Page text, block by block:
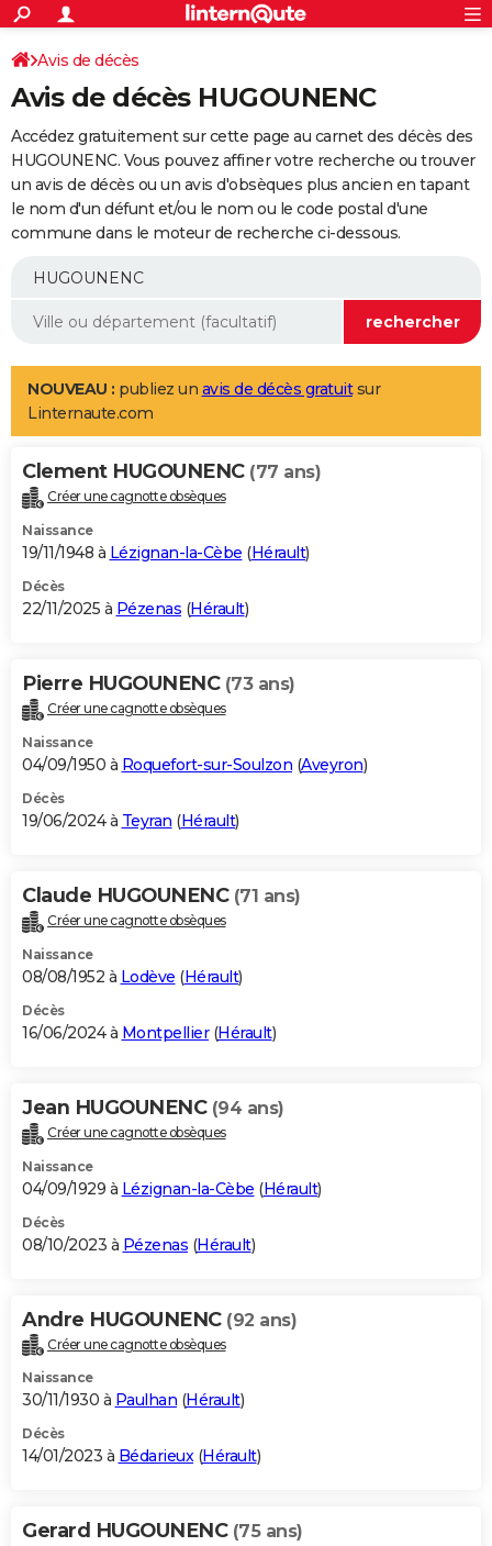
ACTUALITÉS
Politique
Société
Faits Divers
Education
Monde
Villes
+
SPORT
Coupe du monde 2026
Football
Tennis
Cyclisme
Rugby
Forum
Programme TV
TNT
Streaming
Cinéma
Sorties cinéma
Musique
+
FINANCE
Impôts
Immobilier
Risques naturels par ville
Banque
Assurance
Crédit
AUTO
Essais
Réserver un essai
Citadines
Berlines
SUV
Forum auto
+
Mobiles
Meilleur smartphone
Internet
Ordinateurs
Jeux vidéo
Guide high-tech
Aménagement intérieur
LIFESTYLE
Art de vivre
Bien-être
Loisirs
Mode
Modes de vie
Alimentation
Guide de la santé
Maladies
Médicaments
Sommeil
VOYAGE
Destinations
City break
Voyage nature
Voyage de noces
Forum
Climat
+PHOTO
GUIDES D'ACHAT
BONS PLANS
Carte de Noël
Carte Bonne année
Carte Saint-Valentin
Carte Pâques
Carte d'anniversaire
DICTIONNAIRE
Dictionnaire
Biographies
Citations
Expressions
Proverbes
PROGRAMME TV
S'inscrire
Se connecter
Lycées
Collèges
Primaires
Universités
Entreprises
Service militaire
Avis de recherche
AVIS DE DÉCÈS
Bricolage
Lifestyle
Culture
Sport
Auto
Television
Voyage
Cinema
Avis de décès
Avis de décès HUGOUNENC
Accédez gratuitement sur cette page au carnet des décès des
HUGOUNENC. Vous pouvez affiner votre recherche ou trouver
un avis de décès ou un avis d'obsèques plus ancien en tapant
le nom d'un défunt et/ou le nom ou le code postal d'une
commune dans le moteur de recherche ci-dessous.
NOUVEAU : publiez un avis de décès gratuitsur
Linternaute.com
Clement HUGOUNENC (77 ans)
Créer une cagnotte obsèques
Naissance
19/11/1948 à Lézignan-la-Cèbe (Hérault)
Décès
22/11/2025 à Pézenas (Hérault)
Pierre HUGOUNENC (73 ans)
Créer une cagnotte obsèques
Naissance
04/09/1950 à Roquefort-sur-Soulzon (Aveyron)
Décès
19/06/2024 à Teyran (Hérault)
Claude HUGOUNENC (71 ans)
Créer une cagnotte obsèques
Naissance
08/08/1952 à Lodève (Hérault)
Décès
16/06/2024 à Montpellier(Hérault)
Jean HUGOUNENC (94 ans)
Créer une cagnotte obsèques
Naissance
04/09/1929 à Lézignan-la-Cèbe (Hérault)
Décès
08/10/2023 à Pézenas (Hérault)
Andre HUGOUNENC (92 ans)
Créer une cagnotte obsèques
Naissance
30/11/1930 à Paulhan (Hérault)
Décès
14/01/2023 à Bédarieux(Hérault)
Gerard HUGOUNENC (75 ans)